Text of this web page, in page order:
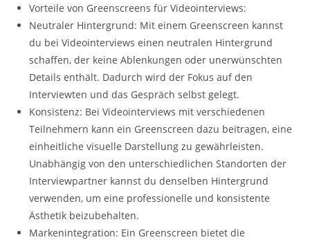
Vorteile von Greenscreens für Videointerviews:
Neutraler Hintergrund: Mit einem Greenscreen kannst
du bei Videointerviews einen neutralen Hintergrund
schaffen, der keine Ablenkungen oder unerwünschten
Details enthält. Dadurch wird der Fokus auf den
Interviewten und das Gespräch selbst gelegt.
Konsistenz: Bei Videointerviews mit verschiedenen
Teilnehmern kann ein Greenscreen dazu beitragen, eine
einheitliche visuelle Darstellung zu gewährleisten.
Unabhängig von den unterschiedlichen Standorten der
Interviewpartner kannst du denselben Hintergrund
verwenden, um eine professionelle und konsistente
Ästhetik beizubehalten.
Markenintegration: Ein Greenscreen bietet die